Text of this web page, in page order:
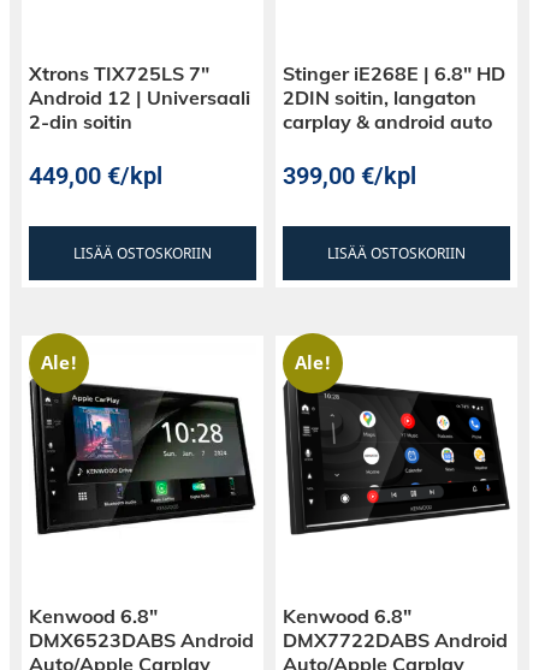
Xtrons TIX725LS 7″
Android 12 | Universaali
2-din soitin
449,00€/kpl
LISÄÄ OSTOSKORIIN
Stinger iE268E | 6.8″ HD
2DIN soitin, langaton
carplay & android auto
399,00€/kpl
LISÄÄ OSTOSKORIIN
Ale!
Kenwood 6.8″
DMX6523DABS Android
Auto/Apple Carplay
Ale!
Kenwood 6.8″
DMX7722DABS Android
Auto/Apple Carplay